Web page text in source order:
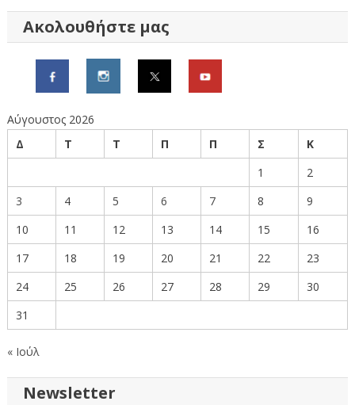
Ακολουθήστε μας
Αύγουστος 2026
Δ
Τ Τ Π Π Σ
Κ
1
2
3
4 5 6 7 8
9
10
11 12 13 14 15
16
17
18 19 20 21 22
23
24
25 26 27 28 29
30
31
« Ιούλ
Newsletter